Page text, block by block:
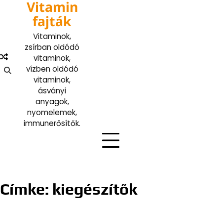
Vitamin
fajták
Vitaminok,
zsírban oldódó
vitaminok,
vízben oldódó
vitaminok,
ásványi
anyagok,
nyomelemek,
immunerősítők.
Címke: kiegészítők